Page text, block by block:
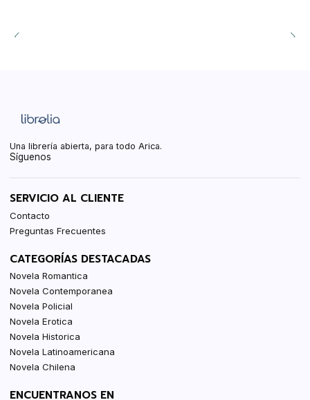
Una librería abierta, para todo Arica.
Síguenos
SERVICIO AL CLIENTE
Contacto
Preguntas Frecuentes
CATEGORÍAS DESTACADAS
Novela Romantica
Novela Contemporanea
Novela Policial
Novela Erotica
Novela Historica
Novela Latinoamericana
Novela Chilena
ENCUENTRANOS EN